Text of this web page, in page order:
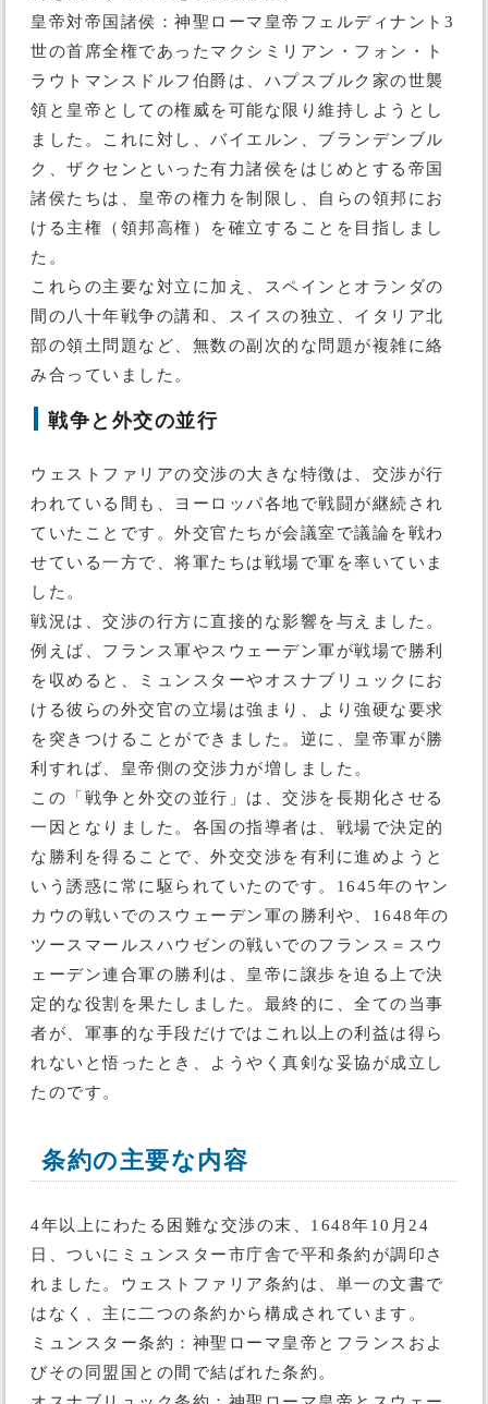
皇帝対帝国諸侯：神聖ローマ皇帝フェルディナント3
世の首席全権であったマクシミリアン・フォン・ト
ラウトマンスドルフ伯爵は、ハプスブルク家の世襲
領と皇帝としての権威を可能な限り維持しようとし
ました。これに対し、バイエルン、ブランデンブル
ク、ザクセンといった有力諸侯をはじめとする帝国
諸侯たちは、皇帝の権力を制限し、自らの領邦にお
ける主権（領邦高権）を確立することを目指しまし
た。
これらの主要な対立に加え、スペインとオランダの
間の八十年戦争の講和、スイスの独立、イタリア北
部の領土問題など、無数の副次的な問題が複雑に絡
み合っていました。
戦争と外交の並行
ウェストファリアの交渉の大きな特徴は、交渉が行
われている間も、ヨーロッパ各地で戦闘が継続され
ていたことです。外交官たちが会議室で議論を戦わ
せている一方で、将軍たちは戦場で軍を率いていま
した。
戦況は、交渉の行方に直接的な影響を与えました。
例えば、フランス軍やスウェーデン軍が戦場で勝利
を収めると、ミュンスターやオスナブリュックにお
ける彼らの外交官の立場は強まり、より強硬な要求
を突きつけることができました。逆に、皇帝軍が勝
利すれば、皇帝側の交渉力が増しました。
この「戦争と外交の並行」は、交渉を長期化させる
一因となりました。各国の指導者は、戦場で決定的
な勝利を得ることで、外交交渉を有利に進めようと
いう誘惑に常に駆られていたのです。1645年のヤン
カウの戦いでのスウェーデン軍の勝利や、1648年の
ツースマールスハウゼンの戦いでのフランス＝スウ
ェーデン連合軍の勝利は、皇帝に譲歩を迫る上で決
定的な役割を果たしました。最終的に、全ての当事
者が、軍事的な手段だけではこれ以上の利益は得ら
れないと悟ったとき、ようやく真剣な妥協が成立し
たのです。
条約の主要な内容
4年以上にわたる困難な交渉の末、1648年10月24
日、ついにミュンスター市庁舎で平和条約が調印さ
れました。ウェストファリア条約は、単一の文書で
はなく、主に二つの条約から構成されています。
ミュンスター条約：神聖ローマ皇帝とフランスおよ
びその同盟国との間で結ばれた条約。